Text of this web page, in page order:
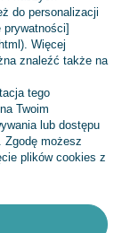
do personalizacji
Więcej
znaleźć także na
tego
Twoim
lub dostępu
Zgodę możesz
plików cookies z